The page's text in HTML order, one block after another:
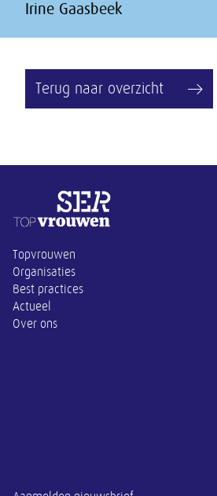
Irine Gaasbeek
Terug naar overzicht
Overige informatie
Topvrouwen
Organisaties
Best practices
Actueel
Over ons